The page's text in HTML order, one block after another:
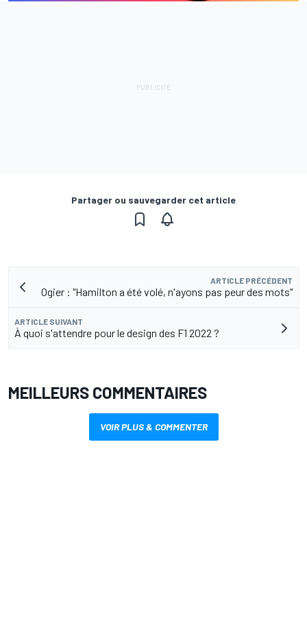
Partager ou sauvegarder cet article
ARTICLE PRÉCÉDENT
Ogier : "Hamilton a été volé, n'ayons pas peur des mots"
ARTICLE SUIVANT
À quoi s'attendre pour le design des F1 2022 ?
MEILLEURS COMMENTAIRES
VOIR PLUS & COMMENTER